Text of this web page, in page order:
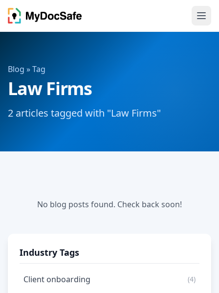
Blog » Tag
Law Firms
2 articles tagged with "Law Firms"
No blog posts found. Check back soon!
Industry Tags
Client onboarding (4)